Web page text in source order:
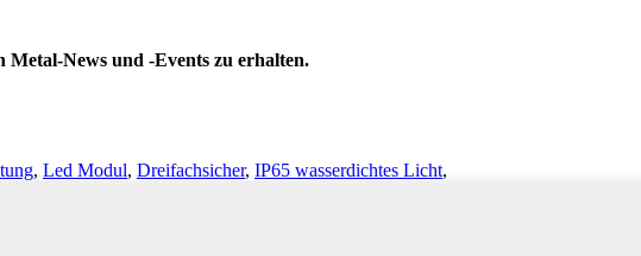
Metal-News und -Events zu erhalten.
, Led Modul, Dreifachsicher, IP65 wasserdichtes Licht,